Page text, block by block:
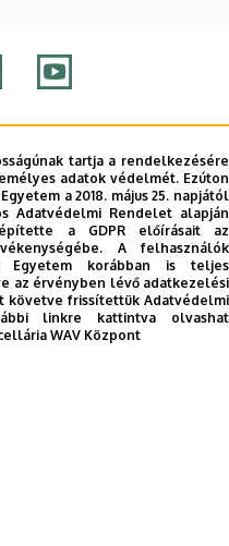
Unideb
tartja a rendelkezésére
adatok védelmét. Ezúton
a 2018. május 25. napjától
Adatvédelmi Rendelet alapján
a GDPR előírásait az
A felhasználók
Egyetem korábban is teljes
az érvényben lévő adatkezelési
követve frissítettük Adatvédelmi
linkre kattintva olvashat
WAV Központ